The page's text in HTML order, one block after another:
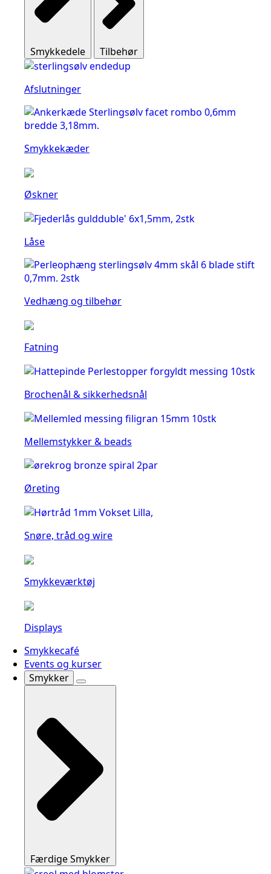
Smykkedele Tilbehør
Afslutninger
Smykkekæder
Øskner
Låse
Vedhæng og tilbehør
Fatning
Brochenål & sikkerhedsnål
Mellemstykker & beads
Øreting
Snøre, tråd og wire
Smykkeværktøj
Displays
Smykkecafé
Events og kurser
Smykker
Færdige Smykker